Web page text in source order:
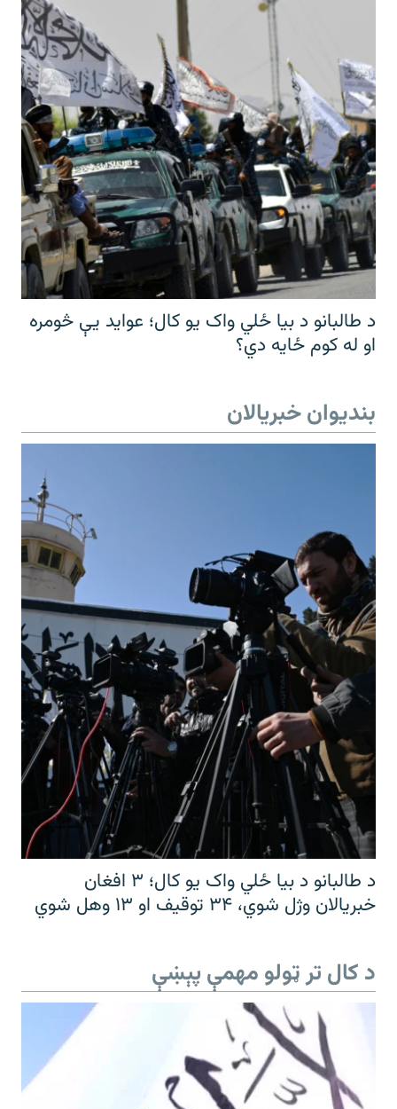
د طالبانو د بیا ځلي واک یو کال؛ عواید یې څومره
او له کوم ځایه دي؟
بندیوان خبریالان
د طالبانو د بیا ځلي واک یو کال؛ ۳ افغان
خبریالان وژل شوي، ۳۴ توقیف او ۱۳ وهل شوي
د کال تر ټولو مهمې پېښې